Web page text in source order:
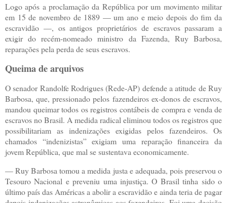
Logo após a proclamação da República por um movimento militar
em 15 de novembro de 1889 — um ano e meio depois do fim da
escravidão —, os antigos proprietários de escravos passaram a
exigir do recém-nomeado ministro da Fazenda, Ruy Barbosa,
reparações pela perda de seus escravos.
Queima de arquivos
O senador Randolfe Rodrigues (Rede-AP) defende a atitude de Ruy
Barbosa, que, pressionado pelos fazendeiros ex-donos de escravos,
mandou queimar todos os registros contábeis de compra e venda de
escravos no Brasil. A medida radical eliminou todos os registros que
possibilitariam as indenizações exigidas pelos fazendeiros. Os
chamados “indenizistas” exigiam uma reparação financeira da
jovem República, que mal se sustentava economicamente.
— Ruy Barbosa tomou a medida justa e adequada, pois preservou o
Tesouro Nacional e preveniu uma injustiça. O Brasil tinha sido o
último país das Américas a abolir a escravidão e ainda teria de pagar